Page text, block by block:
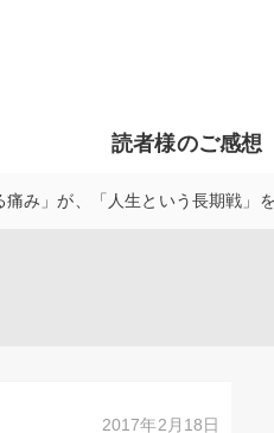
読者様のご感想
痛み」が、「人生という長期戦」
2017年2月18日